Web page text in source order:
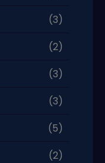
(3)
(2)
(3)
(3)
(5)
(2)